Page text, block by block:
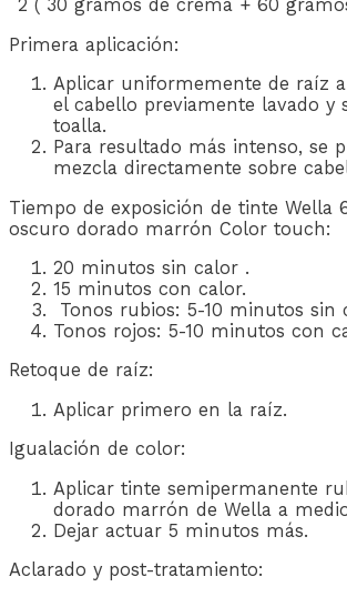
2 ( 30 gramos de crema + 60
Primera aplicación:
Aplicar uniformemente de raíz
el cabello previamente lavado y
toalla.
Para resultado más intenso, se
mezcla directamente sobre
Tiempo de exposición de tinte Wella
oscuro dorado marrón Color touch:
20 minutos sin calor .
15 minutos con calor.
Tonos rubios: 5-10 minutos sin
Tonos rojos: 5-10 minutos con
Retoque de raíz:
Aplicar primero en la raíz.
Igualación de color:
Aplicar tinte semipermanente
dorado marrón de Wella a
Dejar actuar 5 minutos más.
Aclarado y post-tratamiento: